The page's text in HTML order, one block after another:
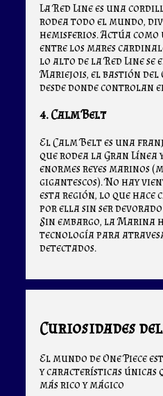
La Red Line es una
rodea todo el mundo,
hemisferios. Actúa
entre los mares
lo alto de la Red Line se
Mariejois, el bastión del
desde donde controlan
4. Calm Belt
El Calm Belt es una
que rodea la Gran Línea
enormes reyes marinos
gigantescos). No hay
esta región, lo que hace
por ella sin ser
Sin embargo, la Marina
tecnología para
detectados.
Curiosidades
El mundo de One Piece
y características únicas
más rico y mágico